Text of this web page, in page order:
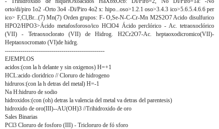
orto/di/piro 1o2 -Orto 3o4 -Di/Piro 4o2 x: hipo...oso>1.2.1 oso>3.4.3 ico>5.6.5.4.6.6 per
ico> F,Cl,Br...(7) Mn(7) Orden grupos: F- O,Se-N-C-Cr-Mn M2S2O7 Acido disulfurico
HPO2/HPO3>Ácido metafosforoso/ico HClO4 Ácido perclórico - Ac. tetraoxoclórico
(VII) - Tetraoxoclorato (VII) de Hidrog. H2Cr2O7-Ac. heptaoxodicromico(VII)-
Heptaoxocromato (VI)de hidrg.
---------------------------------------------------
EJEMPLOS
acidos:(con la h delante y sin oxigenos) H=+1
HCL:acido cloridrico // Cloruro de hidrogeno
hidruros:(con la h detras del metal) H=-1
Na H:hidruro de sodio
hidroxidos:(con (oh) detras la valencia del metal va detras del parentesis)
hidroxido de oro(III)--AU(OH)3 //Trihidroxido de oro
Sales Binarias
PCl3 Cloruro de fosforo (III) - Tricloruro de fó sforo